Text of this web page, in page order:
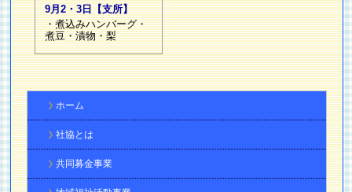
9月2・3日【支所】
・煮込みハンバーグ・
煮豆・漬物・梨
ホーム
社協とは
共同募金事業